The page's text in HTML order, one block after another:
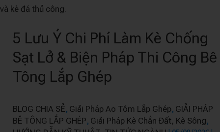
5 Lưu Ý Chi Phí Làm Kè Chống
Sạt Lở & Biện Pháp Thi Công Bê
Tông Lắp Ghép
BLOG CHIA SẺ, Giải Pháp Ao Tôm Lắp Ghép, GIẢI PHÁP
BÊ TÔNG LẮP GHÉP, Giải Pháp Kè Chắn Đất, Kè Sông,
Lưu
Chi
Phí
Làm
Sạt
Lở